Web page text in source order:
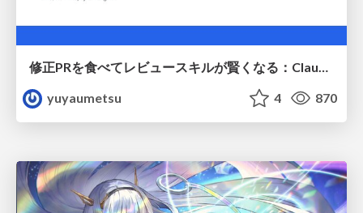
修正PRを食べてレビュースキルが賢くなる：Claude Codeによる自己改善サイクル
yuyaumetsu
4 870